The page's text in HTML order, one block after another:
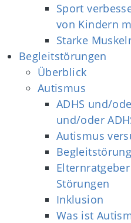
Sport
von Kindern
Starke
Begleitstörungen
Überblick
Autismus
ADHS und/
und/oder
Autismus
Störungen
Inklusion
Was ist